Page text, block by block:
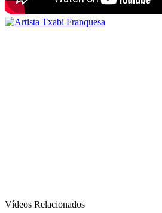
Vídeos Relacionados